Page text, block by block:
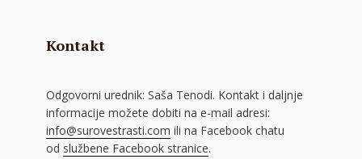
Kontakt
Odgovorni urednik: Saša Tenodi. Kontakt i daljnje
informacije možete dobiti na e-mail adresi:
info@surovestrasti.com ili na Facebook chatu
od službene Facebook stranice.